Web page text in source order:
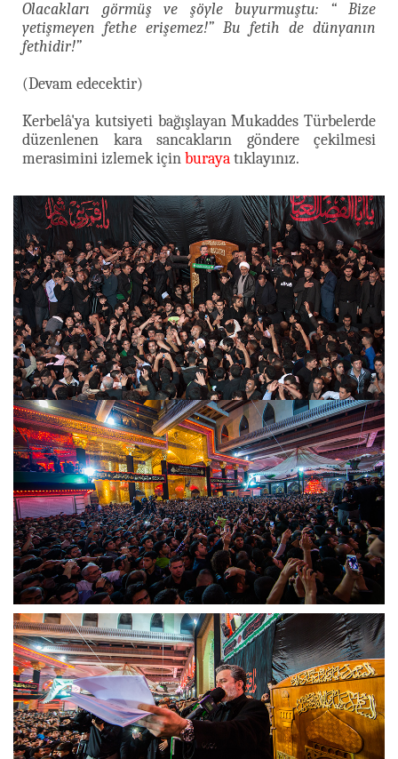
Olacakları görmüş ve şöyle buyurmuştu: “ Bize
yetişmeyen fethe erişemez!” Bu fetih de dünyanın
fethidir!”
(Devam edecektir)
Kerbelâ'ya kutsiyeti bağışlayan Mukaddes Türbelerde
düzenlenen kara sancakların göndere çekilmesi
merasimini izlemek içinburayatıklayınız.